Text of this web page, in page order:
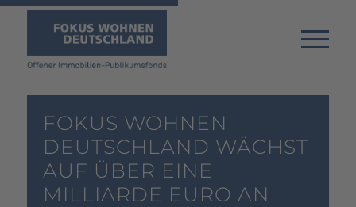
FOKUS WOHNEN
DEUTSCHLAND WÄCHST
AUF ÜBER EINE
MILLIARDE EURO AN